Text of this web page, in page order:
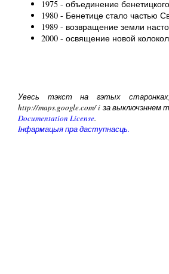
1975 - объединение
1980 - Бенетице стало частью
1989 - возвращение земли
2000 - освящение новой
Увесь тэкст на гэтых
http://maps.google.com/ i за
Documentation License.
Iнфармацыя пра даступнасць.